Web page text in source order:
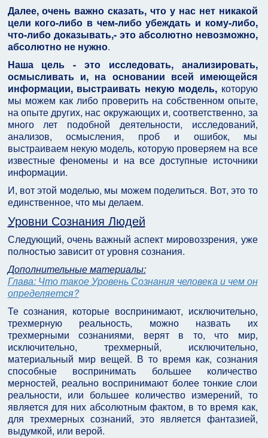
Далее, очень важно сказать, что у нас нет никакой
цели кого-либо в чем-либо убеждать и кому-либо,
что-либо доказывать,- это абсолютно невозможно,
абсолютно не нужно.
Наша цель - это исследовать, анализировать,
осмысливать и, на основании всей имеющейся
информации, выстраивать некую модель, которую
мы можем как либо проверить на собственном опыте,
на опыте других, нас окружающих и, соответственно, за
много лет подобной деятельности, исследований,
анализов, осмысления, проб и ошибок, мы
выстраиваем некую модель, которую проверяем на все
известные феномены и на все доступные источники
информации.
И, вот этой моделью, мы можем поделиться. Вот, это то
единственное, что мы делаем.
Уровни Сознания Людей
Следующий, очень важный аспект мировоззрения, уже
полностью зависит от уровня сознания.
Дополнительные материалы:
Глава: Что такое Уровень Сознания человека и чем он
определяется?
Те сознания, которые воспринимают, исключительно,
трехмерную реальность, можно назвать их
трехмерными сознаниями, верят в то, что мир,
исключительно, трехмерный, исключительно,
материальный мир вещей. В то время как, сознания
способные воспринимать большее количество
мерностей, реально воспринимают более тонкие слои
реальности, или большее количество измерений, то
является для них абсолютным фактом, в то время как,
для трехмерных сознаний, это является фантазией,
выдумкой, или верой.